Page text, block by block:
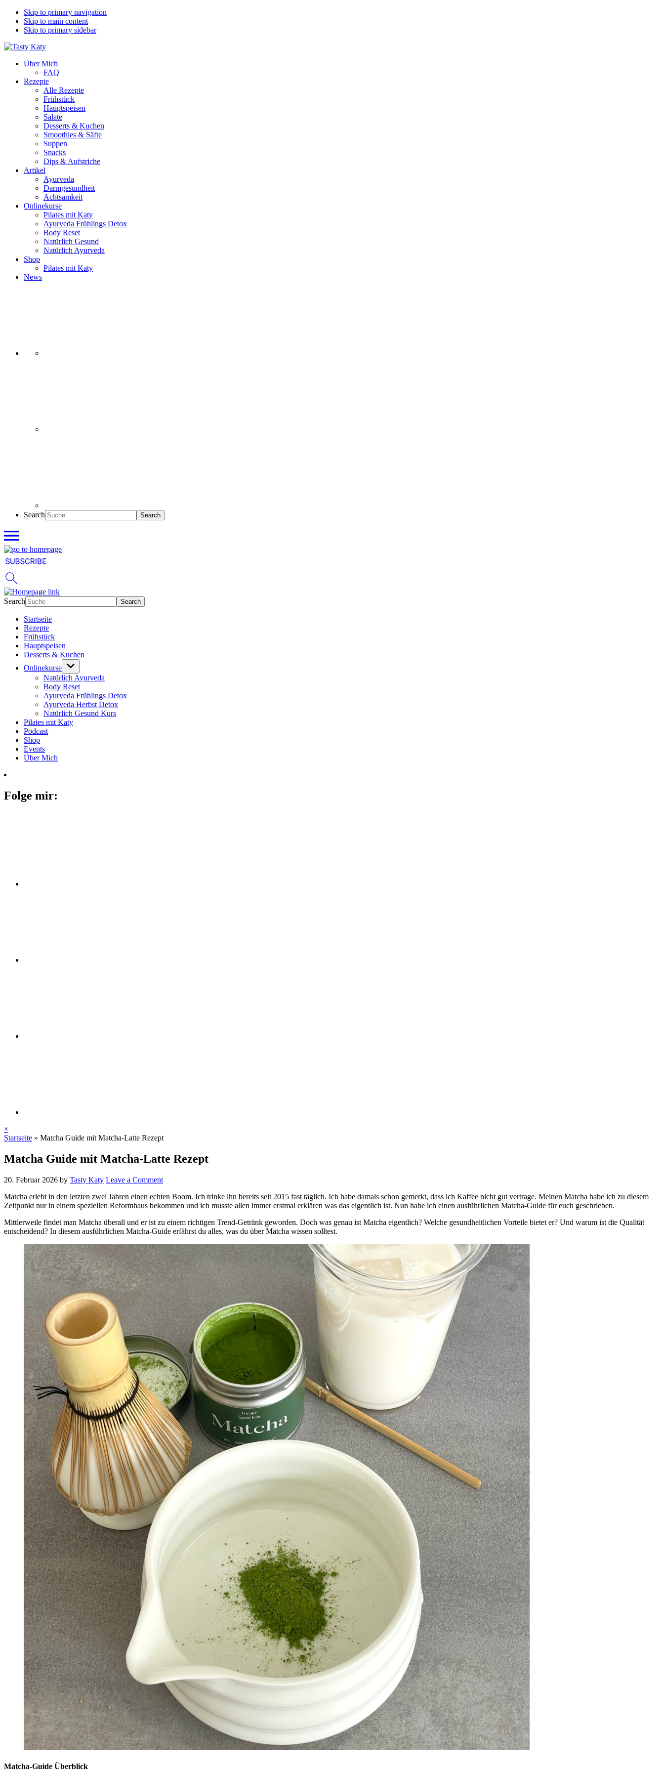
Skip to primary navigation
Skip to main content
Skip to primary sidebar
Über Mich
FAQ
Rezepte
Alle Rezepte
Frühstück
Hauptspeisen
Salate
Desserts & Kuchen
Smoothies & Säfte
Suppen
Snacks
Dips & Aufstriche
Artikel
Ayurveda
Darmgesundheit
Achtsamkeit
Onlinekurse
Pilates mit Katy
Ayurveda Frühlings Detox
Body Reset
Natürlich Gesund
Natürlich Ayurveda
Shop
Pilates mit Katy
News
Search
Search
Startseite
Rezepte
Frühstück
Hauptspeisen
Desserts & Kuchen
Onlinekurse
Natürlich Ayurveda
Body Reset
Ayurveda Frühlings Detox
Ayurveda Herbst Detox
Natürlich Gesund Kurs
Pilates mit Katy
Podcast
Shop
Events
Über Mich
Folge mir:
×
Startseite » Matcha Guide mit Matcha-Latte Rezept
Matcha Guide mit Matcha-Latte Rezept
20. Februar 2026 by Tasty Katy Leave a Comment
Matcha erlebt in den letzten zwei Jahren einen echten Boom. Ich trinke ihn bereits seit 2015 fast täglich. Ich habe damals schon gemerkt, dass ich Kaffee nicht gut vertrage. Meinen Matcha habe ich zu diesem
Zeitpunkt nur in einem speziellen Reformhaus bekommen und ich musste allen immer erstmal erklären was das eigentlich ist. Nun habe ich einen ausführlichen Matcha-Guide für euch geschrieben.
Mittlerweile findet man Matcha überall und er ist zu einem richtigen Trend-Getränk geworden. Doch was genau ist Matcha eigentlich? Welche gesundheitlichen Vorteile bietet er? Und warum ist die Qualität
entscheidend? In diesem ausführlichen Matcha-Guide erfährst du alles, was du über Matcha wissen solltest.
Matcha-Guide Überblick